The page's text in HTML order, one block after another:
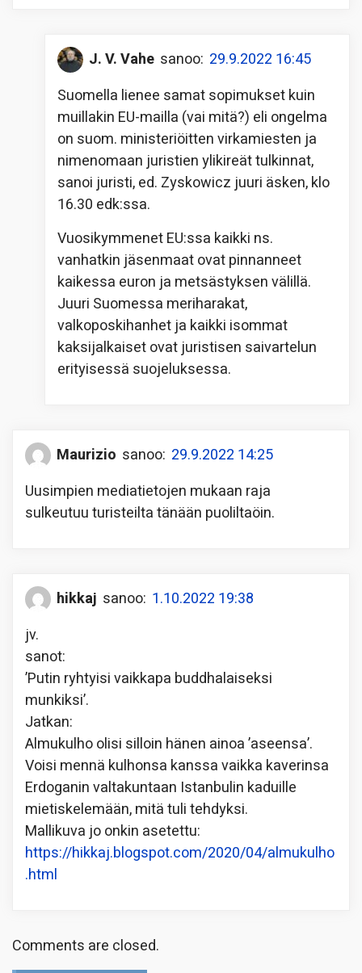
J. V. Vahe sanoo: 29.9.2022 16:45
Suomella lienee samat sopimukset kuin
muillakin EU-mailla (vai mitä?) eli ongelma
on suom. ministeriöitten virkamiesten ja
nimenomaan juristien ylikireät tulkinnat,
sanoi juristi, ed. Zyskowicz juuri äsken, klo
16.30 edk:ssa.
Vuosikymmenet EU:ssa kaikki ns.
vanhatkin jäsenmaat ovat pinnanneet
kaikessa euron ja metsästyksen välillä.
Juuri Suomessa meriharakat,
valkoposkihanhet ja kaikki isommat
kaksijalkaiset ovat juristisen saivartelun
erityisessä suojeluksessa.
Maurizio sanoo: 29.9.2022 14:25
Uusimpien mediatietojen mukaan raja
sulkeutuu turisteilta tänään puoliltaöin.
hikkaj sanoo: 1.10.2022 19:38
jv.
sanot:
’Putin ryhtyisi vaikkapa buddhalaiseksi
munkiksi’.
Jatkan:
Almukulho olisi silloin hänen ainoa ’aseensa’.
Voisi mennä kulhonsa kanssa vaikka kaverinsa
Erdoganin valtakuntaan Istanbulin kaduille
mietiskelemään, mitä tuli tehdyksi.
Mallikuva jo onkin asetettu:
https://hikkaj.blogspot.com/2020/04/almukulho
.html
Comments are closed.